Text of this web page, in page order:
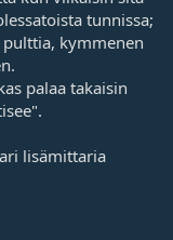
tunnissa;
kymmenen
palaa takaisin
lisämittaria